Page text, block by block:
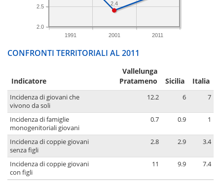
1991 2001 2011
2.0
2.5 2.4
CONFRONTI TERRITORIALI AL 2011
Indicatore
Vallelunga
Pratameno
Sicilia Italia
Incidenza di giovani che
vivono da soli
12.2 6 7
Incidenza di famiglie
monogenitoriali giovani
0.7 0.9 1
Incidenza di coppie giovani
senza figli
2.8 2.9 3.4
Incidenza di coppie giovani
con figli
11 9.9 7.4